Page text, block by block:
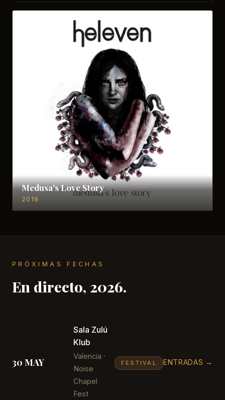
Medusa's Love Story
2019
PRÓXIMAS FECHAS
En directo, 2026.
30 MAY
Sala Zulú
Klub
Valencia ·
Noise
Chapel
Fest
FESTIVAL ENTRADAS →